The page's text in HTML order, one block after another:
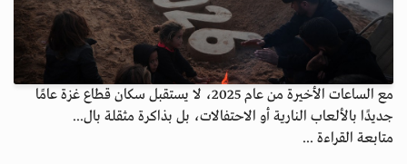
مع الساعات الأخيرة من عام 2025، لا يستقبل سكان قطاع غزة عامًا
جديدًا بالألعاب النارية أو الاحتفالات، بل بذاكرة مثقلة بال...
متابعة القراءة ...